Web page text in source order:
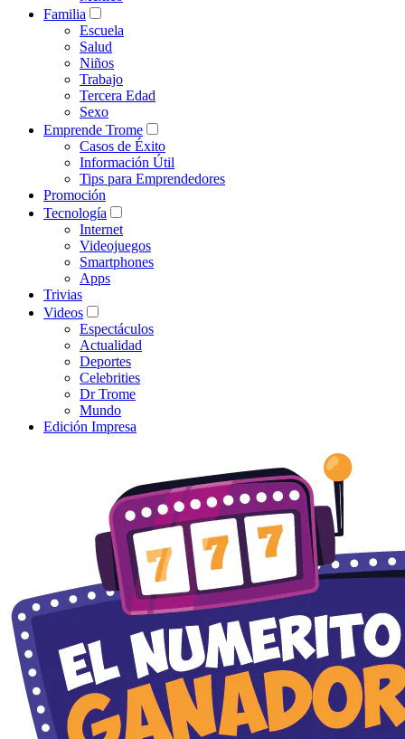
Familia
Escuela
Salud
Niños
Trabajo
Tercera Edad
Sexo
Emprende Trome
Casos de Éxito
Información Útil
Tips para Emprendedores
Promoción
Tecnología
Internet
Videojuegos
Smartphones
Apps
Trivias
Videos
Espectáculos
Actualidad
Deportes
Celebrities
Dr Trome
Mundo
Edición Impresa